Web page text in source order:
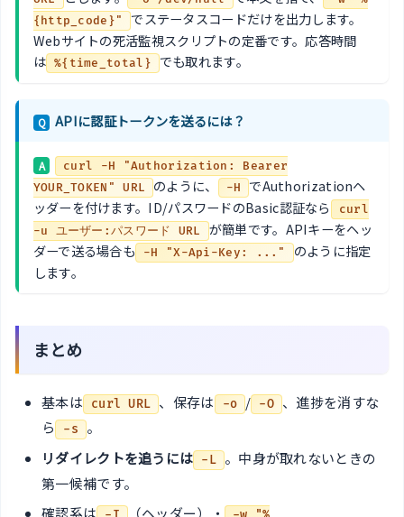
{http_code}"
でステータスコードだけを出力します。
Webサイトの死活監視スクリプトの定番です。応答時間
は %{time_total} でも取れます。
Q APIに認証トークンを送るには？
A
curl -H "Authorization: Bearer
YOUR_TOKEN" URL
のように、 -H
でAuthorizationヘ
ッダーを付けます。ID/パスワードのBasic認証なら
curl
-u ユーザー:パスワード URL
が簡単です。APIキーをヘッ
ダーで送る場合も
-H "X-Api-Key: ..."
のように指定
します。
まとめ
基本は curl URL 、保存は -o / -O
、進捗を消すな
ら
-s
。
リダイレクトを追うには
-L 。中身が取れないときの
第一候補です。
確認系は
（ヘッダー）・